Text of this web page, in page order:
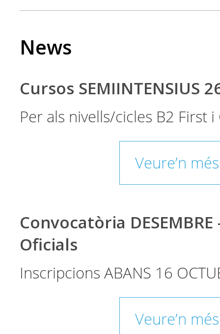
News
Cursos SEMIINTENSIUS
Per als nivells/cicles B2 First
Veure’n més
Convocatòria
Oficials
Inscripcions ABANS 16
Veure’n més